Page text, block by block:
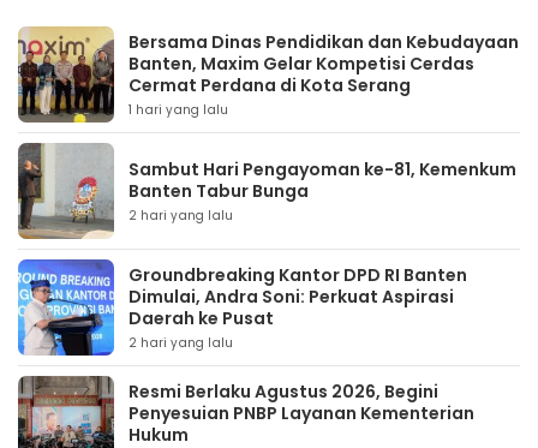
Bersama Dinas Pendidikan dan Kebudayaan
Banten, Maxim Gelar Kompetisi Cerdas
Cermat Perdana di Kota Serang
1 hari yang lalu
Sambut Hari Pengayoman ke-81, Kemenkum
Banten Tabur Bunga
2 hari yang lalu
Groundbreaking Kantor DPD RI Banten
Dimulai, Andra Soni: Perkuat Aspirasi
Daerah ke Pusat
2 hari yang lalu
Resmi Berlaku Agustus 2026, Begini
Penyesuian PNBP Layanan Kementerian
Hukum